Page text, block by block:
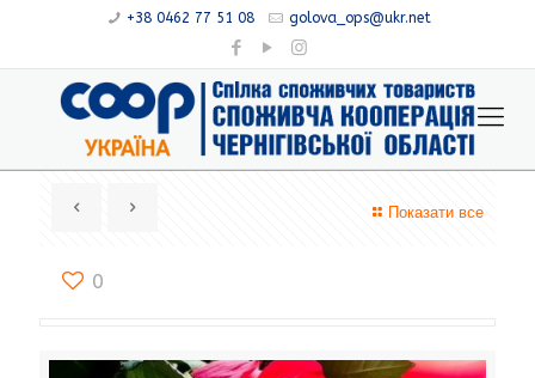
+38 0462 77 51 08 golova_ops@ukr.net
Показати все
0